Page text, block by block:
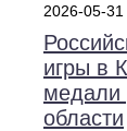
2026-05-31
игры в
медали
области